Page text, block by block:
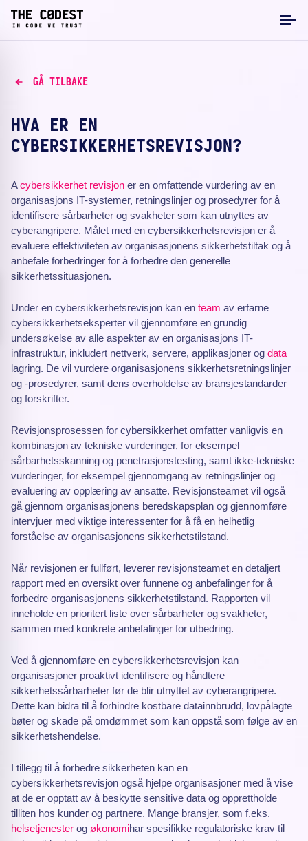
GÅ TILBAKE
HVA ER EN
CYBERSIKKERHETSREVISJON?
Acybersikkerhet revisjon er en omfattende vurdering av en
organisasjons IT-systemer, retningslinjer og prosedyrer for å
identifisere sårbarheter og svakheter som kan utnyttes av
cyberangripere. Målet med en cybersikkerhetsrevisjon er å
evaluere effektiviteten av organisasjonens sikkerhetstiltak og å
anbefale forbedringer for å forbedre den generelle
sikkerhetssituasjonen.
Under en cybersikkerhetsrevisjon kan en team av erfarne
cybersikkerhetseksperter vil gjennomføre en grundig
undersøkelse av alle aspekter av en organisasjons IT-
infrastruktur, inkludert nettverk, servere, applikasjoner og data
lagring. De vil vurdere organisasjonens sikkerhetsretningslinjer
og -prosedyrer, samt dens overholdelse av bransjestandarder
og forskrifter.
Revisjonsprosessen for cybersikkerhet omfatter vanligvis en
kombinasjon av tekniske vurderinger, for eksempel
sårbarhetsskanning og penetrasjonstesting, samt ikke-tekniske
vurderinger, for eksempel gjennomgang av retningslinjer og
evaluering av opplæring av ansatte. Revisjonsteamet vil også
gå gjennom organisasjonens beredskapsplan og gjennomføre
intervjuer med viktige interessenter for å få en helhetlig
forståelse av organisasjonens sikkerhetstilstand.
Når revisjonen er fullført, leverer revisjonsteamet en detaljert
rapport med en oversikt over funnene og anbefalinger for å
forbedre organisasjonens sikkerhetstilstand. Rapporten vil
inneholde en prioritert liste over sårbarheter og svakheter,
sammen med konkrete anbefalinger for utbedring.
Ved å gjennomføre en cybersikkerhetsrevisjon kan
organisasjoner proaktivt identifisere og håndtere
sikkerhetssårbarheter før de blir utnyttet av cyberangripere.
Dette kan bidra til å forhindre kostbare datainnbrudd, lovpålagte
bøter og skade på omdømmet som kan oppstå som følge av en
sikkerhetshendelse.
I tillegg til å forbedre sikkerheten kan en
cybersikkerhetsrevisjon også hjelpe organisasjoner med å vise
at de er opptatt av å beskytte sensitive data og opprettholde
tilliten hos kunder og partnere. Mange bransjer, som f.eks.
helsetjenester og økonomihar spesifikke regulatoriske krav til